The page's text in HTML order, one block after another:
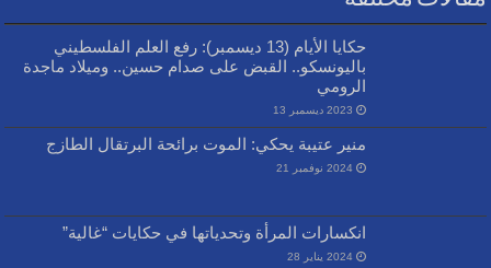
حكايا الأيام (13 ديسمبر): رفع العلم الفلسطيني
باليونسكو.. القبض على صدام حسين.. وميلاد ماجدة
الرومي
2023 ديسمبر 13
منير عتيبة يحكي: الموت برائحة البرتقال الطازج
2024 نوفمبر 21
انكسارات المرأة وتحدياتها في حكايات “غالية”
2024 يناير 28